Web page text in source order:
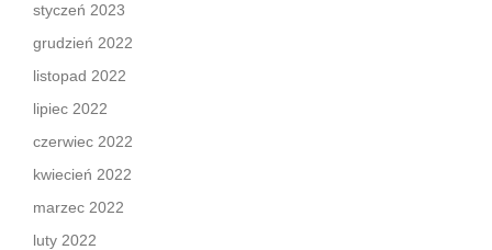
styczeń 2023
grudzień 2022
listopad 2022
lipiec 2022
czerwiec 2022
kwiecień 2022
marzec 2022
luty 2022